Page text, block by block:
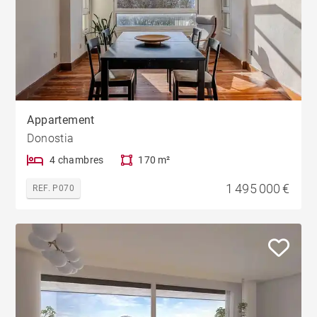
Appartement
Donostia
4 chambres 170 m²
REF. P070 1 495 000 €